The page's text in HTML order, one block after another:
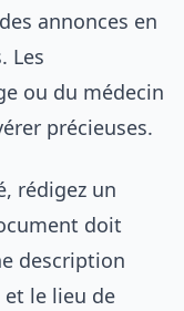
annonces en
Les
ou du médecin
précieuses.
rédigez un
doit
description
et le lieu de